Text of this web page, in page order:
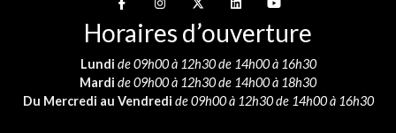
Horaires d’ouverture
Lundi de 09h00 à 12h30 de 14h00 à 16h30
Mardi de 09h00 à 12h30 de 14h00 à 18h30
Du Mercredi au Vendredi de 09h00 à 12h30 de 14h00 à 16h30